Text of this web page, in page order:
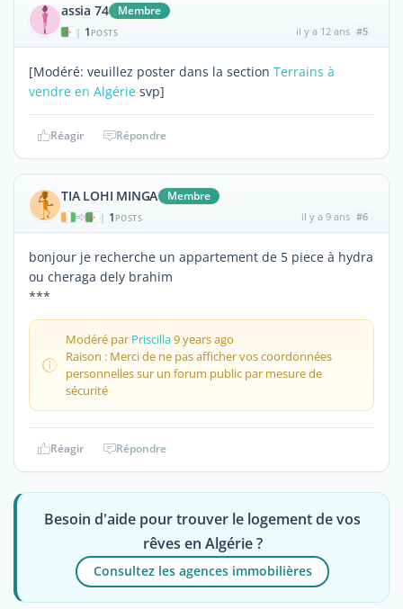
assia 74 Membre
| 1 POSTS il y a 12 ans #5
[Modéré: veuillez poster dans la section Terrains à
vendre en Algérie svp]
Réagir Répondre
TIA LOHI MINGA Membre
| 1 POSTS il y a 9 ans #6
bonjour je recherche un appartement de 5 piece à hydra
ou cheraga dely brahim
***
Modéré par Priscilla9 years ago
Raison : Merci de ne pas afficher vos coordonnées
personnelles sur un forum public par mesure de
sécurité
Réagir Répondre
Besoin d'aide pour trouver le logement de vos
rêves en Algérie ?
Consultez les agences immobilières